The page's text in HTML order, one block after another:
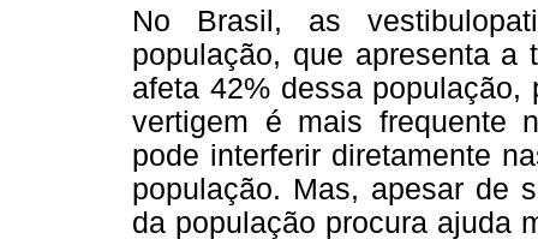
No Brasil, as
população, que apresenta a
afeta 42% dessa
vertigem é mais frequente
pode interferir diretamente
população. Mas, apesar de
da população procura ajuda